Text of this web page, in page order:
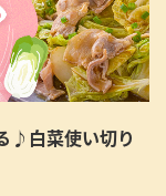
♪白菜使い切り